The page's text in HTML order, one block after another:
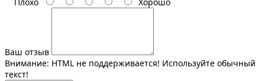
Плохо
Хорошо
Ваш отзыв
Внимание: HTML не поддерживается! Используйте обычный
текст!